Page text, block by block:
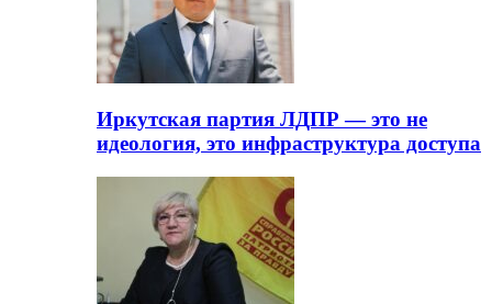
Иркутская партия ЛДПР — это не
идеология, это инфраструктура доступа